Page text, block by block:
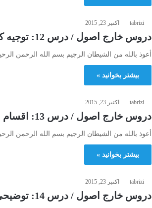
tabrizi اکتبر 23, 2015
دروس خارج اصول / درس 12: توجيه كلام نهاوندى ـ كلام استاد در وضع
أعوذ بالله من الشیطان الرجیم بسم الله الرحمن
بیشتر بخوانید »
tabrizi اکتبر 23, 2015
دروس خارج اصول / درس 13: اقسام الوضع
أعوذ بالله من الشیطان الرجیم بسم الله الرحمن
بیشتر بخوانید »
tabrizi اکتبر 23, 2015
دروس خارج اصول / درس 14: توضيحى در وضع عام موضوع له خاص ـ كلام مرحوم كمپانى…